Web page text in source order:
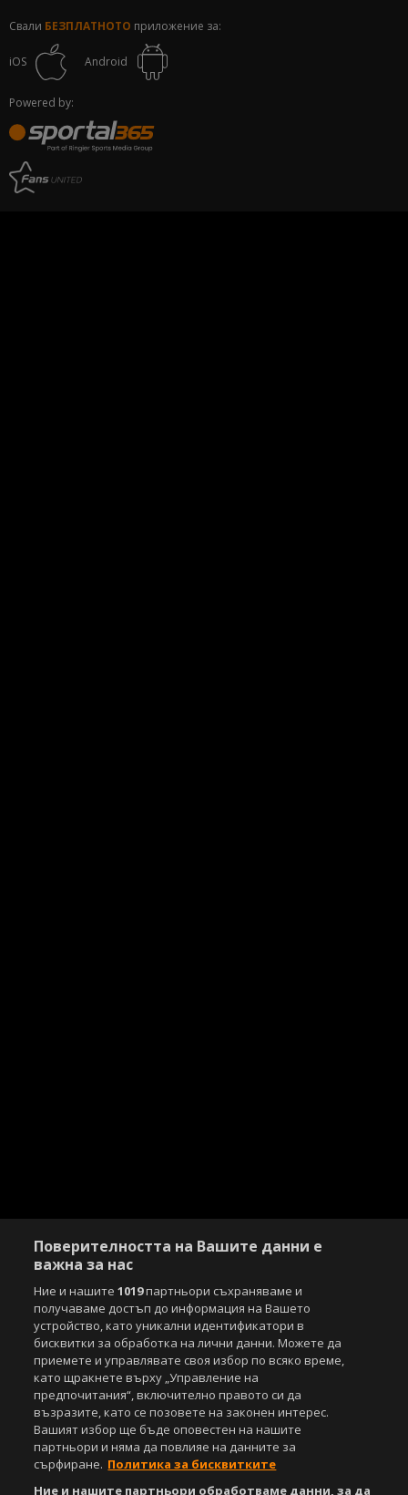
Свали БЕЗПЛАТНОТО приложение за:
iOS Android
Powered by:
Поверителността на Вашите данни е
важна за нас
Ние и нашите1019партньори съхраняваме и
получаваме достъп до информация на Вашето
устройство, като уникални идентификатори в
бисквитки за обработка на лични данни. Можете да
приемете и управлявате своя избор по всяко време,
като щракнете върху „Управление на
предпочитания“, включително правото си да
възразите, като се позовете на законен интерес.
Вашият избор ще бъде оповестен на нашите
партньори и няма да повлияе на данните за
сърфиране. Политика за бисквитките
Ние и нашите партньори обработваме данни, за да